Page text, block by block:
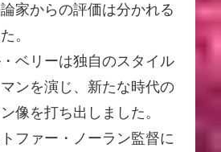
家からの評価は分かれる
。
ベリーは独自のスタイル
ンを演じ、新たな時代の
像を打ち出しました。
ファー・ノーラン監督に